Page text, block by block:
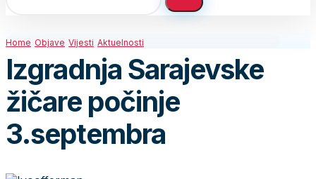
Home Objave Vijesti Aktuelnosti
Izgradnja Sarajevske
žičare počinje
3.septembra